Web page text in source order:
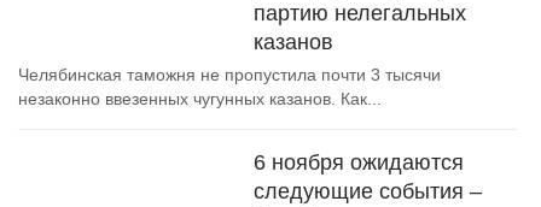
партию нелегальных
казанов
Челябинская таможня не пропустила почти 3 тысячи
незаконно ввезенных чугунных казанов. Как...
6 ноября ожидаются
следующие события –